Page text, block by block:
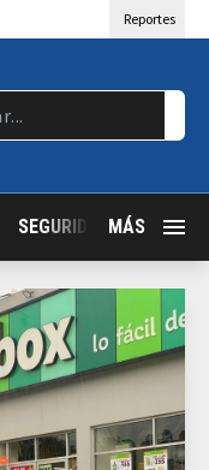
Reportes
SEGURIDAD JALISCO
MÁS